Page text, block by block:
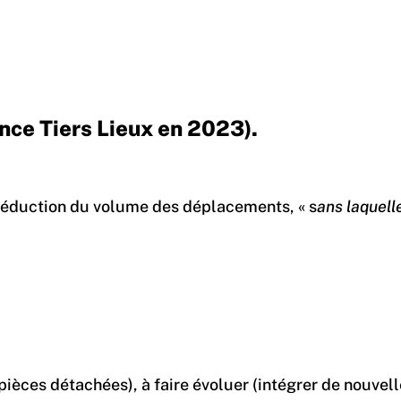
Tiers Lieux en 2023).
du volume des déplacements, « sans
à faire évoluer